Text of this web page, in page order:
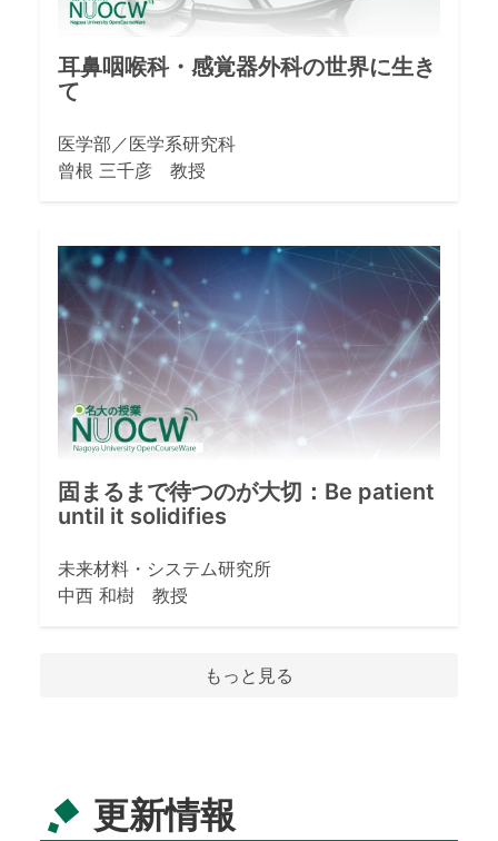
耳鼻咽喉科・感覚器外科の世界に生き
て
医学部／医学系研究科
曾根 三千彦 教授
固まるまで待つのが大切：Be patient
until it solidifies
未来材料・システム研究所
中西 和樹 教授
もっと見る
更新情報